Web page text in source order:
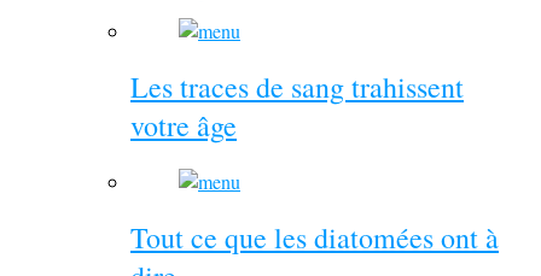
Les traces de sang trahissent
votre âge
Tout ce que les diatomées ont à